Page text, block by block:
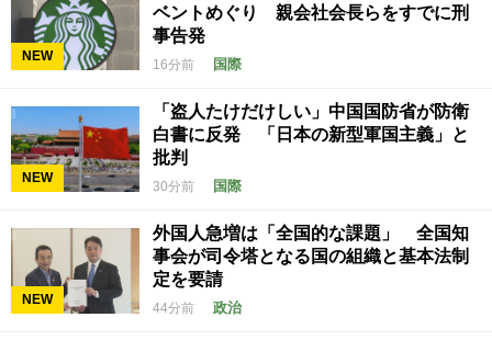
NEW
ベントめぐり 親会社会長らをすでに刑
事告発
16分前 国際
NEW
「盗人たけだけしい」中国国防省が防衛
白書に反発 「日本の新型軍国主義」と
批判
30分前 国際
NEW
外国人急増は「全国的な課題」 全国知
事会が司令塔となる国の組織と基本法制
定を要請
44分前 政治